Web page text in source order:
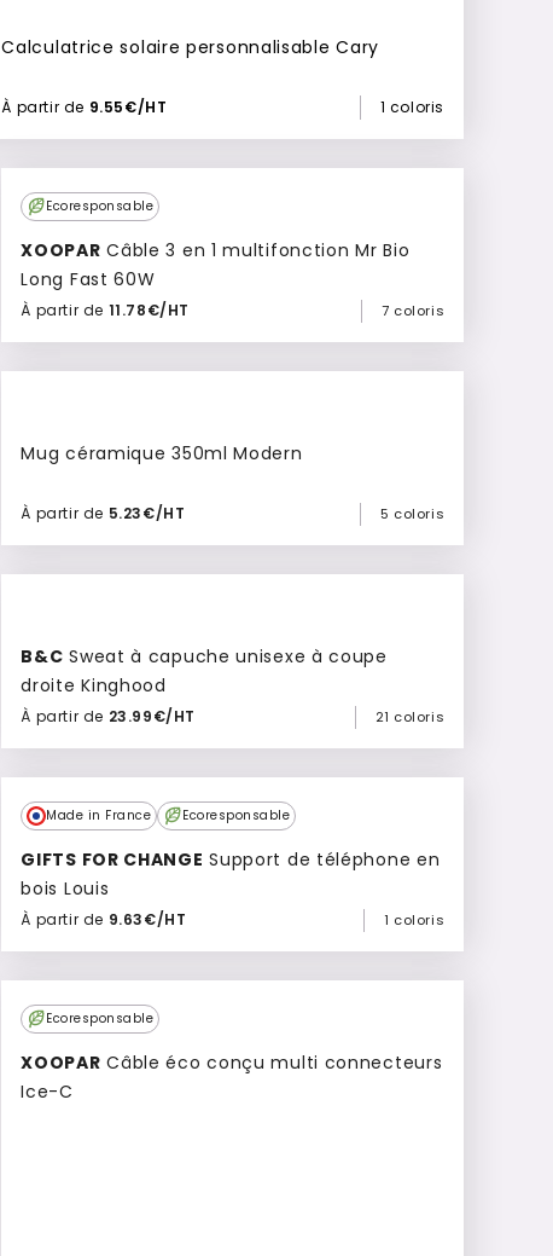
Calculatrice solaire personnalisable Cary
À partir de 9.55€/HT 1 coloris
TopEcoresponsable
XOOPAR Câble 3 en 1 multifonction Mr Bio
Long Fast 60W
À partir de 11.78€/HT 7 coloris
Ajouter à mon devis
Mug céramique 350ml Modern
À partir de 5.23€/HT 5 coloris
Ajouter à mon devis
B&C Sweat à capuche unisexe à coupe
droite Kinghood
À partir de 23.99€/HT 21 coloris
Ajouter à mon devis
Made in France Ecoresponsable
GIFTS FOR CHANGE Support de téléphone en
bois Louis
À partir de 9.63€/HT 1 coloris
Ajouter à mon devis
Culte
Ecoresponsable
XOOPAR Câble éco conçu multi connecteurs
Ice-C